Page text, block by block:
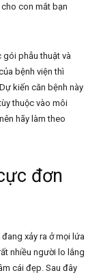
con mắt bạn
gói phẫu thuật và
bệnh viện thì
kiến căn bệnh này
thuộc vào môi
hãy làm theo
đơn
đang xảy ra ở mọi lứa
nhiều người lo lắng
cái đẹp. Sau đây